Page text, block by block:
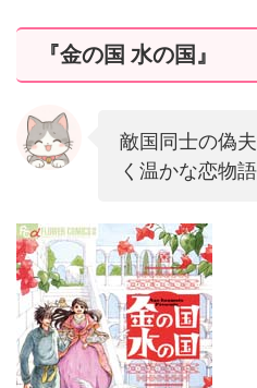
『金の国 水の国』
敵国同士の偽
く温かな恋物語